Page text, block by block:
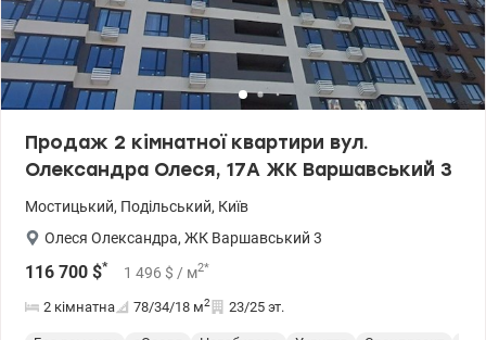
Продаж 2 кімнатної квартири вул.
Олександра Олеся, 17А ЖК Варшавський 3
Мостицький, Подільський, Київ
Олеся Олександра, ЖК Варшавський 3
116 700 $* 1 496 $ / м2*
2 кімнатна 78/34/18 м2 23/25 эт.